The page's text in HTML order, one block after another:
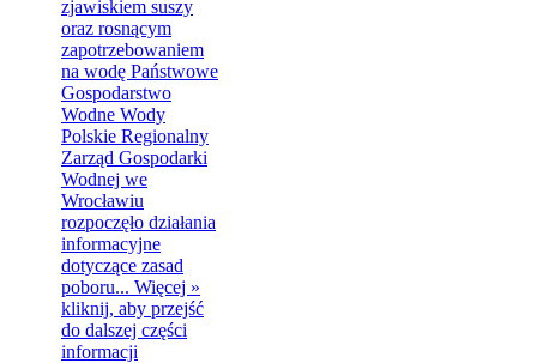
zjawiskiem suszy
oraz rosnącym
zapotrzebowaniem
na wodę Państwowe
Gospodarstwo
Wodne Wody
Polskie Regionalny
Zarząd Gospodarki
Wodnej we
Wrocławiu
rozpoczęło działania
informacyjne
dotyczące zasad
poboru... Więcej »
kliknij, aby przejść
do dalszej części
informacji